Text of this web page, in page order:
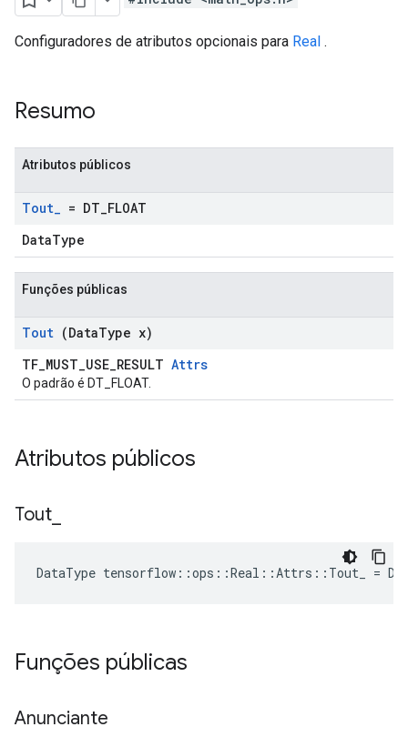
Configuradores de atributos opcionais para Real .
Resumo
Atributos públicos
Tout_ = DT FLOAT
DataType
Funções públicas
Tout (DataType x)
TF_MUST_USE_RESULT Attrs
O padrão é DT_FLOAT.
Atributos públicos
Tout
DataType tensorflow::ops::Real::Attrs::Tout_ =
Funções públicas
Anunciante